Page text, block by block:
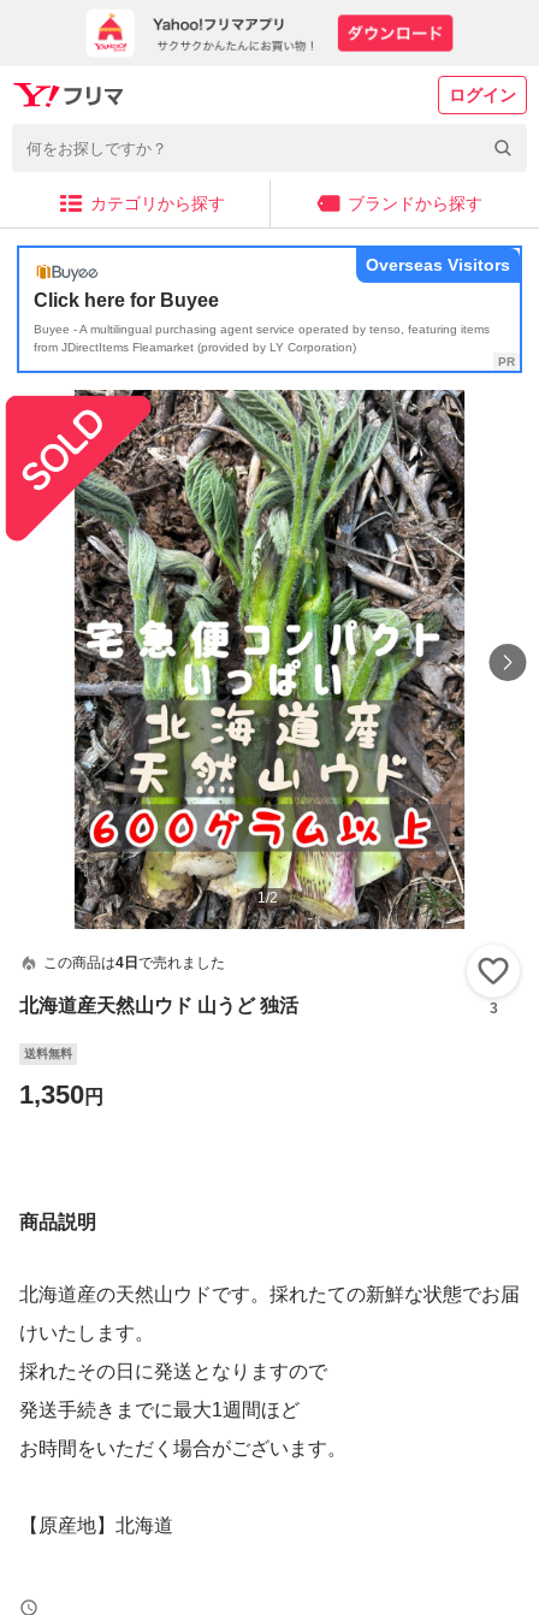
ログイン
カテゴリから探す ブランドから探す
Click here for Buyee
Buyee - A multilingual purchasing agent service operated by tenso, featuring items
from JDirectItems Fleamarket (provided by LY Corporation)
Overseas Visitors
1/2
この商品は4日 で売れました
北海道産天然山ウド 山うど 独活 3
送料無料
1,350円
商品説明
北海道産の天然山ウドです。採れたての新鮮な状態でお届
けいたします。
採れたその日に発送となりますので
発送手続きまでに最大1週間ほど
お時間をいただく場合がございます。
【原産地】北海道
鮮度保持の為土付きのままお送り致します。